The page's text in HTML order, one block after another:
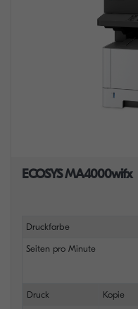
ECOSYS MA4000wifx
Druckfarbe
Seiten pro Minute
Druck Kopie